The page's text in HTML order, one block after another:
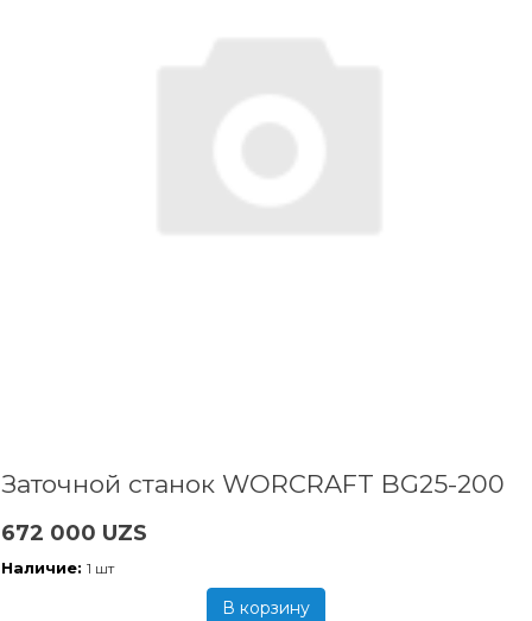
Заточной станок WORCRAFT BG25-200
672 000 UZS
Наличие: 1 шт
В корзину